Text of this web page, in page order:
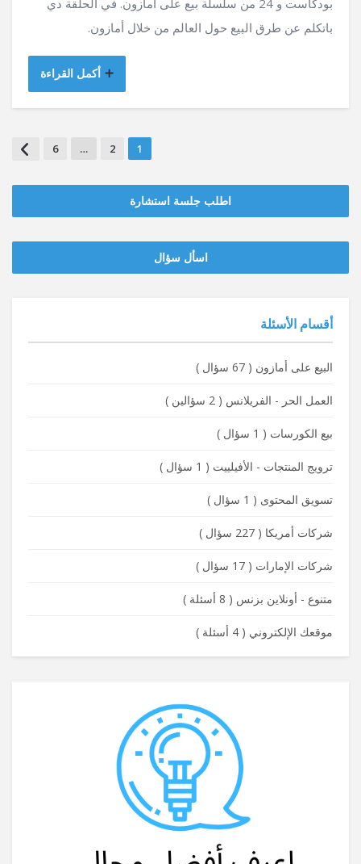
باتكلم عن طرق البيع حول العالم من خلال أمازون.
أكمل القراءة
1
2
…
6
اطلب جلسة استشارة
‫‫اسأل سؤال
أقسام الأسئلة
البيع على أمازون ( 67 سؤال )
العمل الحر - الفريلانس ( 2 سؤالين )
بيع الكورسات ( 1 سؤال )
ترويج المنتجات - الأفيلييت ( 1 سؤال )
تسويق المحتوى ( 1 سؤال )
شركات أمريكا ( 227 سؤال )
شركات الإمارات ( 17 سؤال )
متنوع - أونلاين بزنس ( 8 أسئلة )
موقعك الإلكتروني ( 4 أسئلة )